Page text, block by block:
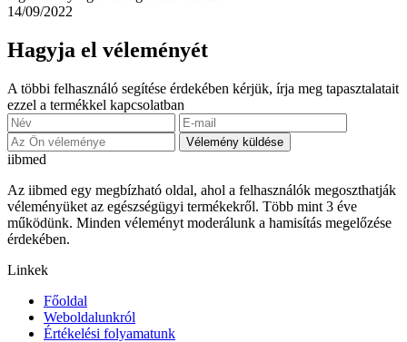
14/09/2022
Hagyja el véleményét
A többi felhasználó segítése érdekében kérjük, írja meg tapasztalatait
ezzel a termékkel kapcsolatban
Vélemény küldése
iibmed
Az iibmed egy megbízható oldal, ahol a felhasználók megoszthatják
véleményüket az egészségügyi termékekről. Több mint 3 éve
működünk. Minden véleményt moderálunk a hamisítás megelőzése
érdekében.
Linkek
Főoldal
Weboldalunkról
Értékelési folyamatunk